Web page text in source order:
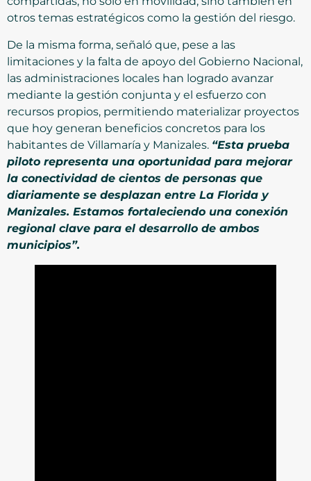
otros temas estratégicos como la gestión del riesgo.
De la misma forma, señaló que, pese a las
limitaciones y la falta de apoyo del Gobierno Nacional,
las administraciones locales han logrado avanzar
mediante la gestión conjunta y el esfuerzo con
recursos propios, permitiendo materializar proyectos
que hoy generan beneficios concretos para los
habitantes de Villamaría y Manizales. “Esta prueba
piloto representa una oportunidad para mejorar
la conectividad de cientos de personas que
diariamente se desplazan entre La Florida y
Manizales. Estamos fortaleciendo una conexión
regional clave para el desarrollo de ambos
municipios”.